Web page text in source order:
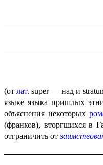
(отлат. super— над и
языке языка пришлых
объяснения некоторых
(франков), вторгшихся в
отграничить от